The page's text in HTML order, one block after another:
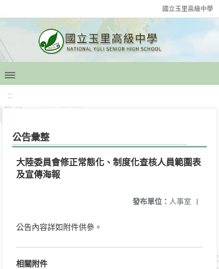
國立玉里高級中學
:::
公告彙整
大陸委員會修正常態化、制度化查核人員範圍表
及宣傳海報
發布單位： 人事室 |
公告內容詳如附件供參。
相關附件